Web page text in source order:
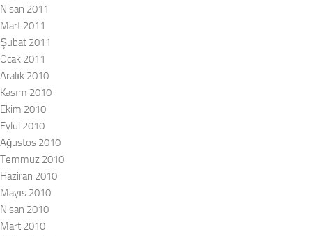
Nisan 2011
Mart 2011
Şubat 2011
Ocak 2011
Aralık 2010
Kasım 2010
Ekim 2010
Eylül 2010
Ağustos 2010
Temmuz 2010
Haziran 2010
Mayıs 2010
Nisan 2010
Mart 2010